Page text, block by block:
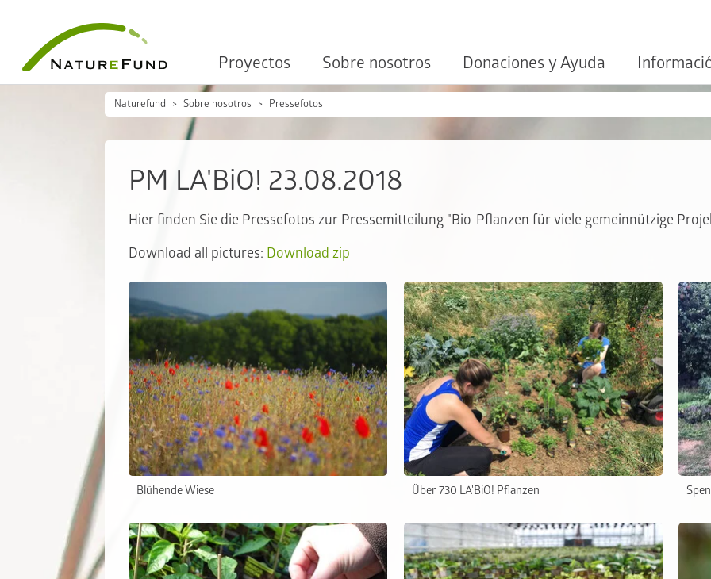
Proyectos Sobre nosotros Donaciones y Ayuda
Naturefund Sobre nosotros Pressefotos
PM LA'BiO! 23.08.2018
Hier finden Sie die Pressefotos zur Pressemitteilung "Bio-Pflanzen für viele gemeinnützige
Download all pictures: Download zip
Blühende Wiese Über 730 LA'BiO! Pflanzen